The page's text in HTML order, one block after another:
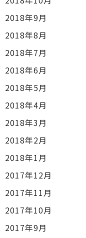
2018年9月
2018年8月
2018年7月
2018年6月
2018年5月
2018年4月
2018年3月
2018年2月
2018年1月
2017年12月
2017年11月
2017年10月
2017年9月